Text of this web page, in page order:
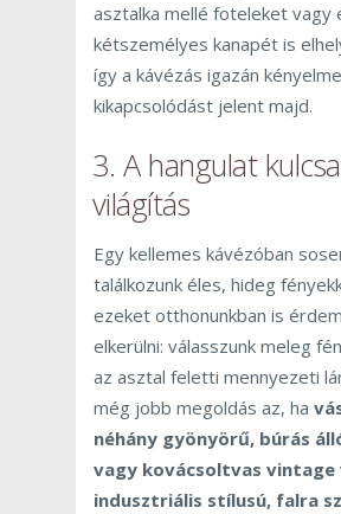
asztalka mellé foteleket vagy
kétszemélyes kanapét is
így a kávézás igazán
kikapcsolódást jelent majd.
3. A hangulat
világítás
Egy kellemes kávézóban
találkozunk éles, hideg
ezeket otthonunkban is
elkerülni: válasszunk meleg
az asztal feletti mennyezeti
még jobb megoldás az, ha
néhány gyönyörű, búrás
vagy kovácsoltvas vintage
indusztriális stílusú, falra